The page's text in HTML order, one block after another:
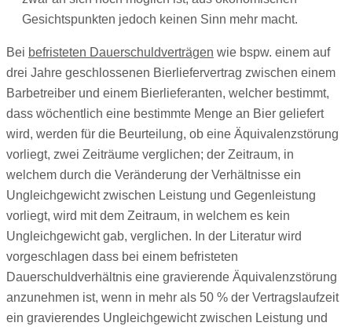
Gesichtspunkten jedoch keinen Sinn mehr macht.
Bei befristeten Dauerschuldverträgen wie bspw. einem auf
drei Jahre geschlossenen Bierliefervertrag zwischen einem
Barbetreiber und einem Bierlieferanten, welcher bestimmt,
dass wöchentlich eine bestimmte Menge an Bier geliefert
wird, werden für die Beurteilung, ob eine Äquivalenzstörung
vorliegt, zwei Zeiträume verglichen; der Zeitraum, in
welchem durch die Veränderung der Verhältnisse ein
Ungleichgewicht zwischen Leistung und Gegenleistung
vorliegt, wird mit dem Zeitraum, in welchem es kein
Ungleichgewicht gab, verglichen. In der Literatur wird
vorgeschlagen dass bei einem befristeten
Dauerschuldverhältnis eine gravierende Äquivalenzstörung
anzunehmen ist, wenn in mehr als 50 % der Vertragslaufzeit
ein gravierendes Ungleichgewicht zwischen Leistung und